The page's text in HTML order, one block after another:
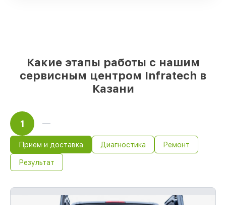
Какие этапы работы с нашим
сервисным центром Infratech в
Казани
1
Прием и доставка Диагностика Ремонт
Результат